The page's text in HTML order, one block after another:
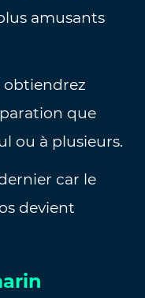
amusants
obtiendrez
que
ou à plusieurs.
car le
devient